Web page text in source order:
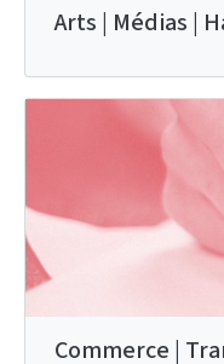
Arts | Médias |
Commerce |